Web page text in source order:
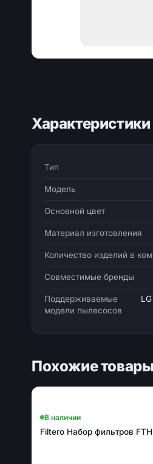
Характеристики
Тип
Модель
Основной цвет
Материал изготовления
Количество изделий в
Совместимые бренды
Поддерживаемые
модели пылесосов
Похожие товары
В наличии
Filtero Набор фильтров